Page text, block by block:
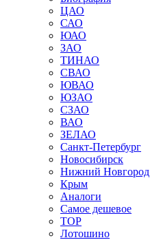
ЦАО
САО
ЮАО
ЗАО
ТИНАО
СВАО
ЮВАО
ЮЗАО
СЗАО
ВАО
ЗЕЛАО
Санкт-Петербург
Новосибирск
Нижний Новгород
Крым
Аналоги
Самое дешевое
TOP
Лотошино